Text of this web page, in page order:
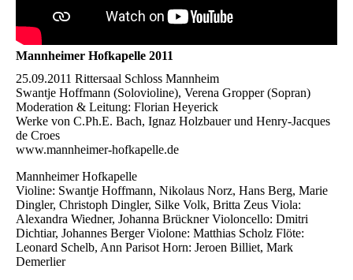
Mannheimer Hofkapelle 2011
25.09.2011 Rittersaal Schloss Mannheim
Swantje Hoffmann (Solovioline), Verena Gropper (Sopran)
Moderation & Leitung: Florian Heyerick
Werke von C.Ph.E. Bach, Ignaz Holzbauer und Henry-Jacques
de Croes
www.mannheimer-hofkapelle.de
Mannheimer Hofkapelle
Violine: Swantje Hoffmann, Nikolaus Norz, Hans Berg, Marie
Dingler, Christoph Dingler, Silke Volk, Britta Zeus Viola:
Alexandra Wiedner, Johanna Brückner Violoncello: Dmitri
Dichtiar, Johannes Berger Violone: Matthias Scholz Flöte:
Leonard Schelb, Ann Parisot Horn: Jeroen Billiet, Mark
Demerlier